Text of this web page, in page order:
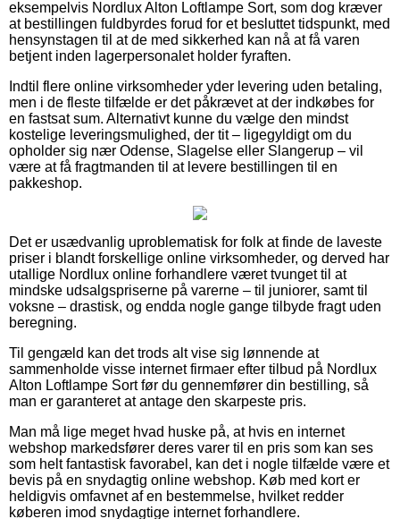
eksempelvis Nordlux Alton Loftlampe Sort, som dog kræver
at bestillingen fuldbyrdes forud for et besluttet tidspunkt, med
hensynstagen til at de med sikkerhed kan nå at få varen
betjent inden lagerpersonalet holder fyraften.
Indtil flere online virksomheder yder levering uden betaling,
men i de fleste tilfælde er det påkrævet at der indkøbes for
en fastsat sum. Alternativt kunne du vælge den mindst
kostelige leveringsmulighed, der tit – ligegyldigt om du
opholder sig nær Odense, Slagelse eller Slangerup – vil
være at få fragtmanden til at levere bestillingen til en
pakkeshop.
Det er usædvanlig uproblematisk for folk at finde de laveste
priser i blandt forskellige online virksomheder, og derved har
utallige Nordlux online forhandlere været tvunget til at
mindske udsalgspriserne på varerne – til juniorer, samt til
voksne – drastisk, og endda nogle gange tilbyde fragt uden
beregning.
Til gengæld kan det trods alt vise sig lønnende at
sammenholde visse internet firmaer efter tilbud på Nordlux
Alton Loftlampe Sort før du gennemfører din bestilling, så
man er garanteret at antage den skarpeste pris.
Man må lige meget hvad huske på, at hvis en internet
webshop markedsfører deres varer til en pris som kan ses
som helt fantastisk favorabel, kan det i nogle tilfælde være et
bevis på en snydagtig online webshop. Køb med kort er
heldigvis omfavnet af en bestemmelse, hvilket redder
køberen imod snydagtige internet forhandlere.